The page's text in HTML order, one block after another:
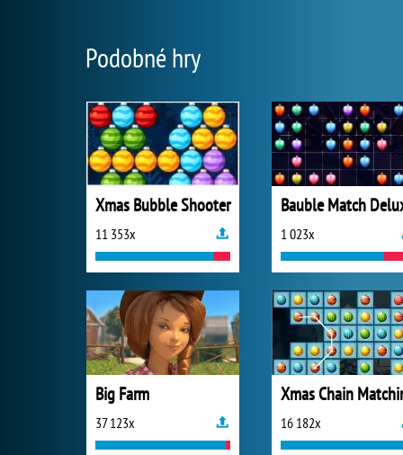
Podobné hry
Xmas Bubble Shooter
11 353x
Bauble Match
1 023x
Big Farm
37 123x
Xmas Chain
16 182x